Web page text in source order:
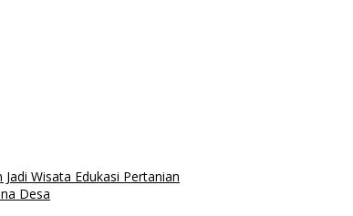
Wisata Edukasi Pertanian
Desa